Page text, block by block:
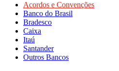
Acordos e Convenções
Banco do Brasil
Bradesco
Caixa
Itaú
Santander
Outros Bancos